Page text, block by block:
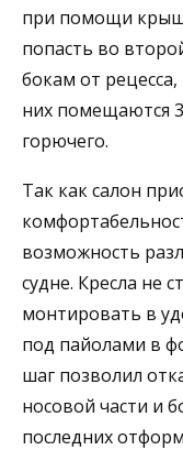
при помощи
попасть во
бокам от
них помещаются
горючего.
Так как салон
возможность
судне. Кресла не
монтировать в
под пайолами в
шаг позволил
носовой части и
последних